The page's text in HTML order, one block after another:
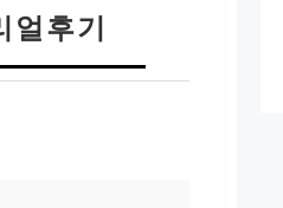
후기